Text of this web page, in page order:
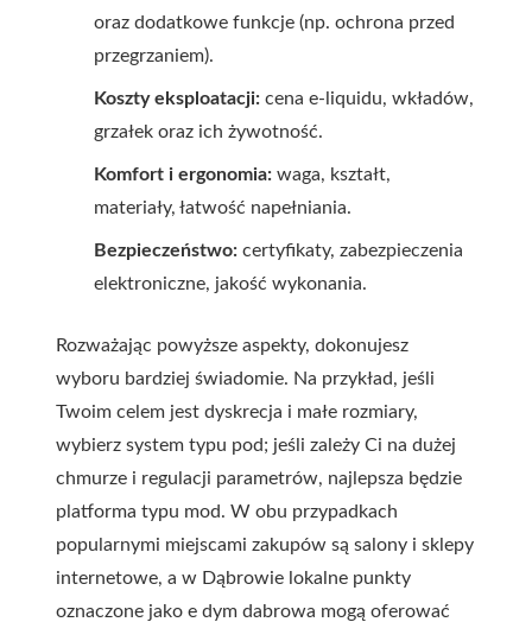
oraz dodatkowe funkcje (np. ochrona przed
przegrzaniem).
Koszty eksploatacji: cena e-liquidu, wkładów,
grzałek oraz ich żywotność.
Komfort i ergonomia: waga, kształt,
materiały, łatwość napełniania.
Bezpieczeństwo: certyfikaty, zabezpieczenia
elektroniczne, jakość wykonania.
Rozważając powyższe aspekty, dokonujesz
wyboru bardziej świadomie. Na przykład, jeśli
Twoim celem jest dyskrecja i małe rozmiary,
wybierz system typu pod; jeśli zależy Ci na dużej
chmurze i regulacji parametrów, najlepsza będzie
platforma typu mod. W obu przypadkach
popularnymi miejscami zakupów są salony i sklepy
internetowe, a w Dąbrowie lokalne punkty
oznaczone jako e dym dabrowa mogą oferować